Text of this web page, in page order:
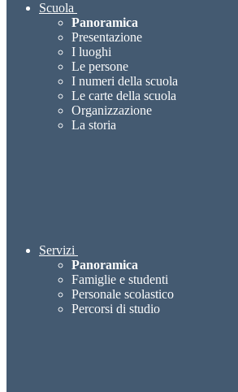
Scuola
Panoramica
Presentazione
I luoghi
Le persone
I numeri della scuola
Le carte della scuola
Organizzazione
La storia
Servizi
Panoramica
Famiglie e studenti
Personale scolastico
Percorsi di studio